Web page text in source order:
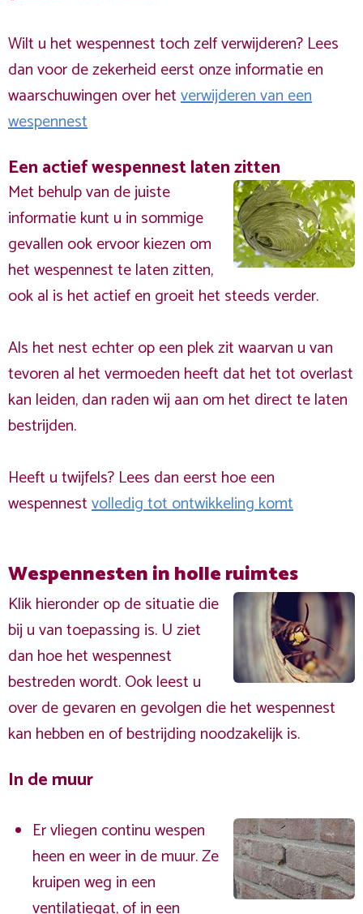
Wilt u het wespennest toch zelf verwijderen? Lees
dan voor de zekerheid eerst onze informatie en
waarschuwingen over hetverwijderen van een
wespennest
Een actief wespennest laten zitten
Met behulp van de juiste
informatie kunt u in sommige
gevallen ook ervoor kiezen om
het wespennest te laten zitten,
ook al is het actief en groeit het steeds verder.
Als het nest echter op een plek zit waarvan u van
tevoren al het vermoeden heeft dat het tot overlast
kan leiden, dan raden wij aan om het direct te laten
bestrijden.
Heeft u twijfels? Lees dan eerst hoe een
wespennestvolledig tot ontwikkeling komt
Wespennesten in holle ruimtes
Klik hieronder op de situatie die
bij u van toepassing is. U ziet
dan hoe het wespennest
bestreden wordt. Ook leest u
over de gevaren en gevolgen die het wespennest
kan hebben en of bestrijding noodzakelijk is.
In de muur
Er vliegen continu wespen
heen en weer in de muur. Ze
kruipen weg in een